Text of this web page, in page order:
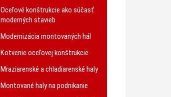
Oceľové konštrukcie ako súčasť
moderných stavieb
Modernizácia montovaných hál
Kotvenie oceľovej konštrukcie
Mraziarenské a chladiarenské haly
Montované haly na podnikanie